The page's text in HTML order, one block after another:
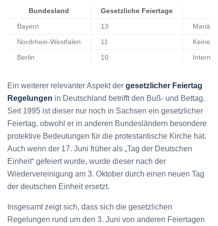
Bundesland Gesetzliche Feiertage
Bayern 13 Mariä
Nordrhein-Westfalen 11 Keine
Berlin 10
Ein weiterer relevanter Aspekt der gesetzlicher Feiertag
Regelungen in Deutschland betrifft den Buß- und Bettag.
Seit 1995 ist dieser nur noch in Sachsen ein gesetzlicher
Feiertag, obwohl er in anderen Bundesländern besondere
protektive Bedeutungen für die protestantische Kirche hat.
Auch wenn der 17. Juni früher als „Tag der Deutschen
Einheit“ gefeiert wurde, wurde dieser nach der
Wiedervereinigung am 3. Oktober durch einen neuen Tag
der deutschen Einheit ersetzt.
Insgesamt zeigt sich, dass sich die gesetzlichen
Regelungen rund um den 3. Juni von anderen Feiertagen